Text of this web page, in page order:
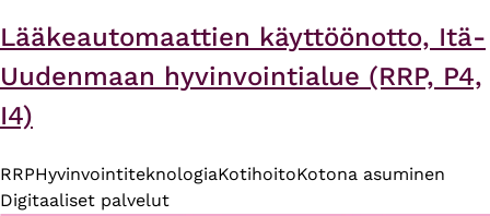
Lääkeautomaattien käyttöönotto, Itä-
Uudenmaan hyvinvointialue (RRP, P4,
I4)
RRPHyvinvointiteknologiaKotihoitoKotona asuminen
Digitaaliset palvelut